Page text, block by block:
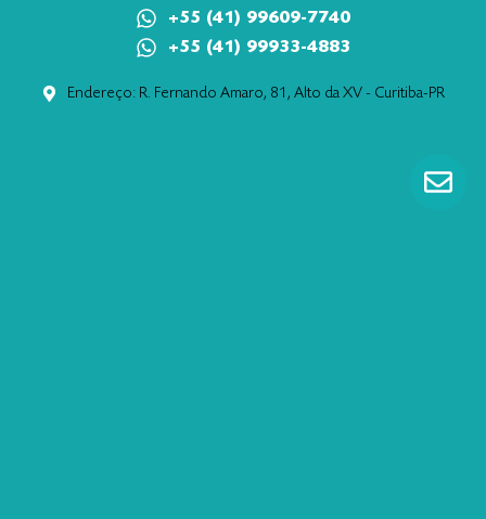
+55 (41) 99609-7740
+55 (41) 99933-4883
Endereço: R. Fernando Amaro, 81, Alto da XV - Curitiba-PR